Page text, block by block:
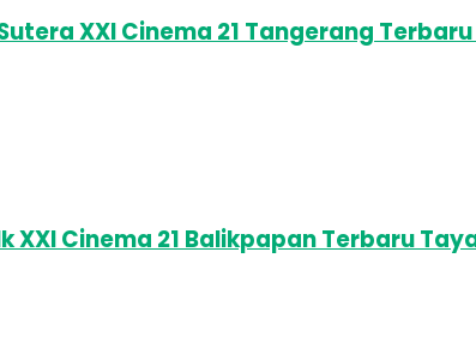
XXI Cinema 21 Tangerang
XXI Cinema 21 Balikpapan Terbaru